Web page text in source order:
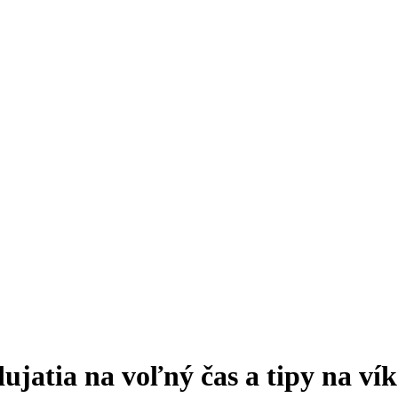
na voľný čas a tipy na